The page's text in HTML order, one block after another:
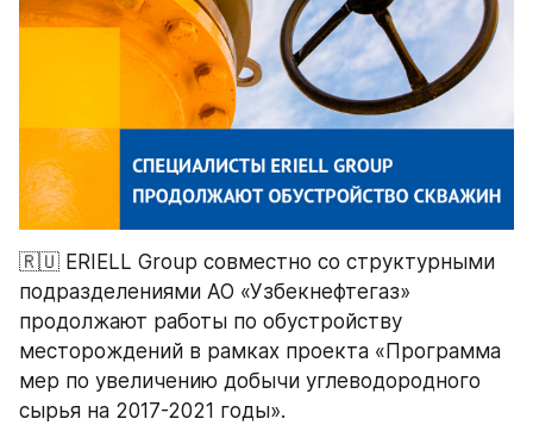
🇷🇺 ERIELL Group совместно со структурными
подразделениями АО «Узбекнефтегаз»
продолжают работы по обустройству
месторождений в рамках проекта «Программа
мер по увеличению добычи углеводородного
сырья на 2017-2021 годы».